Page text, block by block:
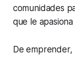
comunidades
que le
De